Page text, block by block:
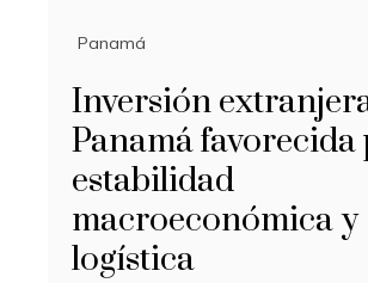
Panamá
Inversión
Panamá favorecida
estabilidad
macroeconómica y
logística